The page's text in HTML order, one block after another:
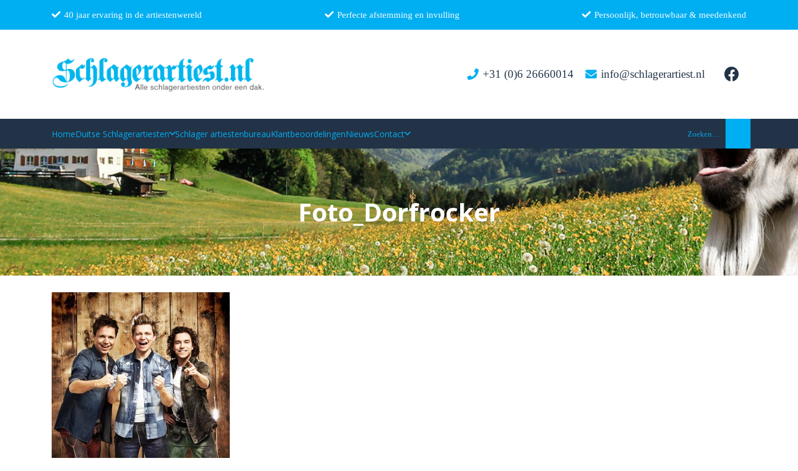
40 jaar ervaring in de artiestenwereld Perfecte afstemming en invulling Persoonlijk, betrouwbaar & meedenkend
+31 (0)6 26660014 info@schlagerartiest.nl
HomeDuitse Schlagerartiesten Schlager artiestenbureauKlantbeoordelingenNieuwsContact Zoeken…
Foto_Dorfrocker